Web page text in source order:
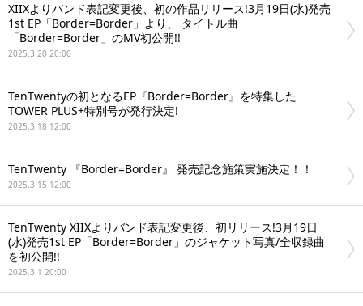
XIIXよりバンド表記変更後、初の作品リリース!3月19日(水)発売
1st EP「Border=Border」より、 タイトル曲
「Border=Border」のMV初公開!!
2025.3.20 20:00
TenTwentyの初となるEP『Border=Border』を特集した
TOWER PLUS+特別号が発行決定!
2025.3.18 12:00
TenTwenty 『Border=Border』 発売記念施策実施決定！！
2025.3.15 12:00
TenTwenty XIIXよりバンド表記変更後、初リリース!3月19日
(水)発売1st EP「Border=Border」のジャケット写真/全収録曲
を初公開!!
2025.3.1 20:00